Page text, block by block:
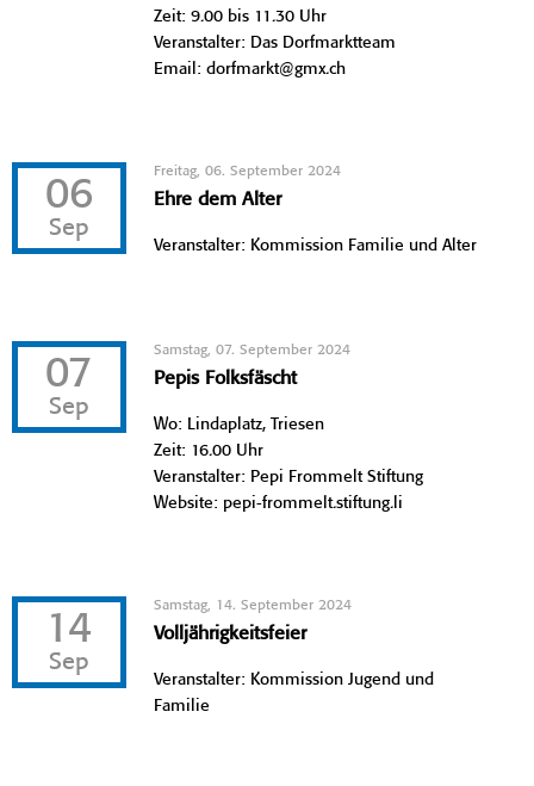
Zeit: 9.00 bis 11.30 Uhr
Veranstalter: Das Dorfmarktteam
Email: dorfmarkt@gmx.ch
06
Sep
Freitag, 06. September 2024
Ehre dem Alter
Veranstalter: Kommission Familie und Alter
07
Sep
Samstag, 07. September 2024
Pepis Folksfäscht
Wo: Lindaplatz, Triesen
Zeit: 16.00 Uhr
Veranstalter: Pepi Frommelt Stiftung
Website: pepi-frommelt.stiftung.li
14
Sep
Samstag, 14. September 2024
Volljährigkeitsfeier
Veranstalter: Kommission Jugend und
Familie